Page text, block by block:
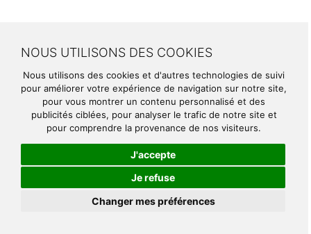
NOUS UTILISONS DES COOKIES
Nous utilisons des cookies et d'autres technologies de suivi
pour améliorer votre expérience de navigation sur notre site,
pour vous montrer un contenu personnalisé et des
publicités ciblées, pour analyser le trafic de notre site et
pour comprendre la provenance de nos visiteurs.
J'accepte
Je refuse
Changer mes préférences